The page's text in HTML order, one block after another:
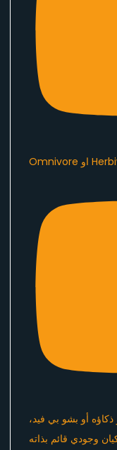
أو بشو بي فيد،
وجودي قائم بذاته